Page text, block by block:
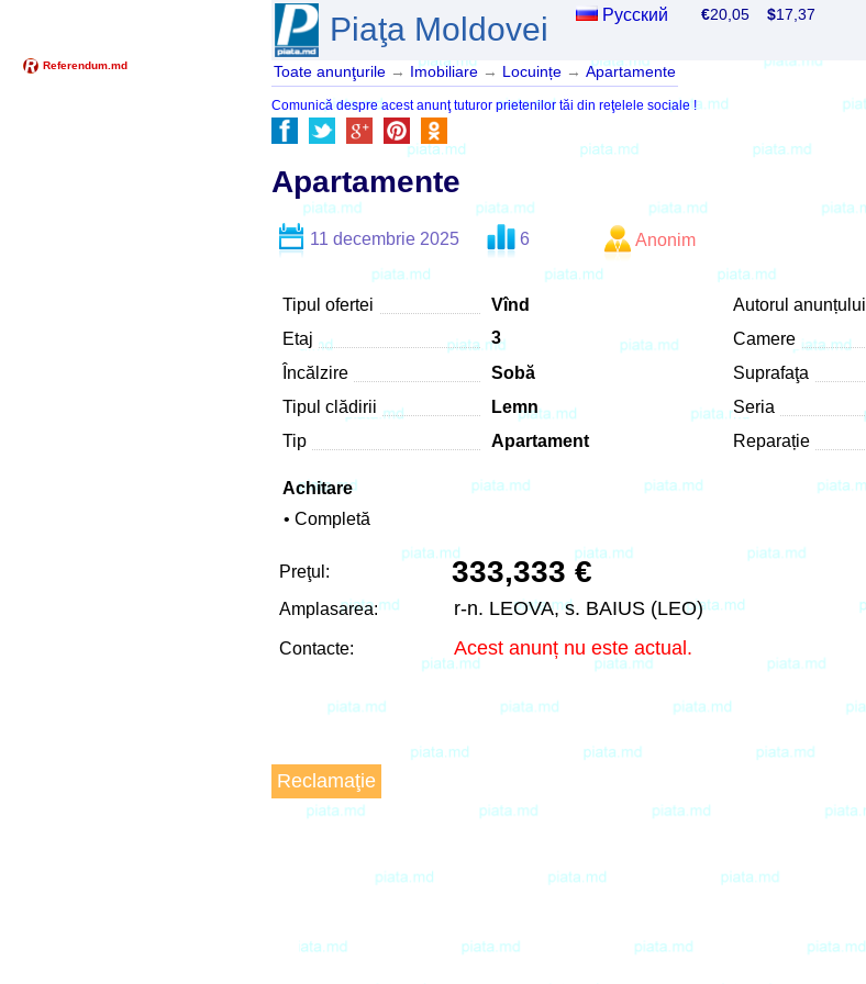
Piaţa Moldovei Русский €20,05$17,37
Toate anunţurile → Imobiliare → Locuințe → Apartamente
Comunică despre acest anunţ tuturor prietenilor tăi din reţelele sociale !
Apartamente
11 decembrie 2025 6 Anonim
Tipul ofertei Vînd Autorul anunțului
Etaj
3 Camere
Încălzire
Sobă Suprafaţa
Tipul clădirii
Lemn Seria
Tip
Apartament Reparație
Achitare
• Completă
Preţul: 333,333 €
Amplasarea: r-n. LEOVA, s. BAIUS (LEO)
Contacte: Acest anunț nu este actual.
Reclamaţie